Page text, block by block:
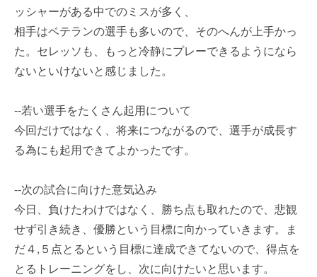
ッシャーがある中でのミスが多く、
相手はベテランの選手も多いので、そのへんが上手かっ
た。セレッソも、もっと冷静にプレーできるようになら
ないといけないと感じました。
--若い選手をたくさん起用について
今回だけではなく、将来につながるので、選手が成長す
る為にも起用できてよかったです。
--次の試合に向けた意気込み
今日、負けたわけではなく、勝ち点も取れたので、悲観
せず引き続き、優勝という目標に向かっていきます。ま
だ４,５点とるという目標に達成できてないので、得点を
とるトレーニングをし、次に向けたいと思います。